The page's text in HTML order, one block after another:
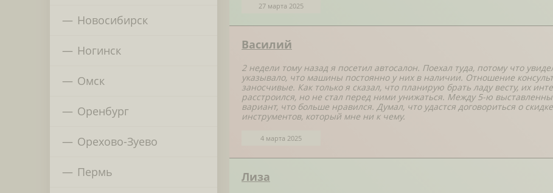
Новосибирск
Ногинск
Омск
Оренбург
Орехово-Зуево
Пермь
27 марта 2025
Василий
2 недели тому назад я посетил автосалон. Поехал туда, потому что
указывало, что машины постоянно у них в наличии. Отношение
заносчивые. Как только я сказал, что планирую брать ладу весту, их
расстроился, но не стал перед ними унижаться. Между 5-ю
вариант, что больше нравился. Думал, что удастся договориться о
инструментов, который мне ни к чему.
4 марта 2025
Лиза